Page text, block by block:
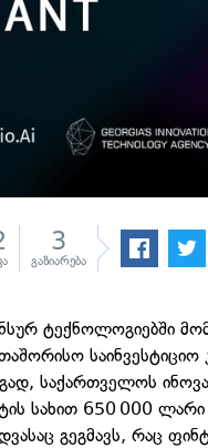
3
გაზიარება
ტექნოლოგიებში
საინვესტიციო
საქართველოს
სახით 650 000
გეგმავს, რაც